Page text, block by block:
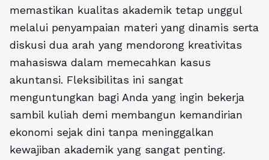
memastikan kualitas akademik tetap unggul
melalui penyampaian materi yang dinamis serta
diskusi dua arah yang mendorong kreativitas
mahasiswa dalam memecahkan kasus
akuntansi. Fleksibilitas ini sangat
menguntungkan bagi Anda yang ingin bekerja
sambil kuliah demi membangun kemandirian
ekonomi sejak dini tanpa meninggalkan
kewajiban akademik yang sangat penting.